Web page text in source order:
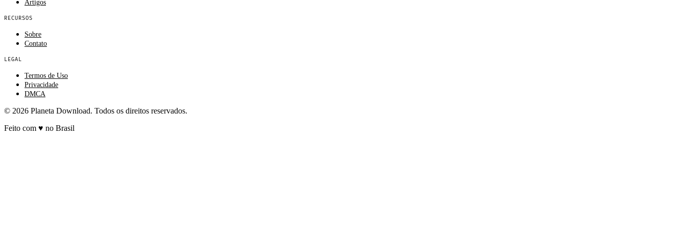
Artigos
RECURSOS
Sobre
Contato
LEGAL
Termos de Uso
Privacidade
DMCA
© 2026 Planeta Download. Todos os direitos reservados.
Feito com ♥ no Brasil